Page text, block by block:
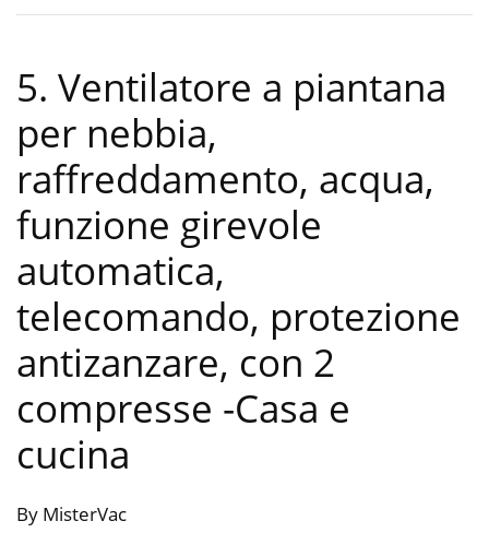
5. Ventilatore a piantana
per nebbia,
raffreddamento, acqua,
funzione girevole
automatica,
telecomando, protezione
antizanzare, con 2
compresse -Casa e
cucina
By MisterVac